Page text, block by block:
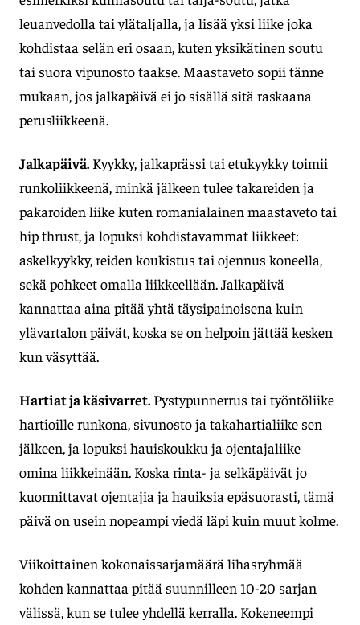
leuanvedolla tai ylätaljalla, ja lisää yksi liike joka
kohdistaa selän eri osaan, kuten yksikätinen soutu
tai suora vipunosto taakse. Maastaveto sopii tänne
mukaan, jos jalkapäivä ei jo sisällä sitä raskaana
perusliikkeenä.
Jalkapäivä. Kyykky, jalkaprässi tai etukyykky toimii
runkoliikkeenä, minkä jälkeen tulee takareiden ja
pakaroiden liike kuten romanialainen maastaveto tai
hip thrust, ja lopuksi kohdistavammat liikkeet:
askelkyykky, reiden koukistus tai ojennus koneella,
sekä pohkeet omalla liikkeellään. Jalkapäivä
kannattaa aina pitää yhtä täysipainoisena kuin
ylävartalon päivät, koska se on helpoin jättää kesken
kun väsyttää.
Hartiat ja käsivarret. Pystypunnerrus tai työntöliike
hartioille runkona, sivunosto ja takahartialiike sen
jälkeen, ja lopuksi hauiskoukku ja ojentajaliike
omina liikkeinään. Koska rinta- ja selkäpäivät jo
kuormittavat ojentajia ja hauiksia epäsuorasti, tämä
päivä on usein nopeampi viedä läpi kuin muut kolme.
Viikoittainen kokonaissarjamäärä lihasryhmää
kohden kannattaa pitää suunnilleen 10-20 sarjan
välissä, kun se tulee yhdellä kerralla. Kokeneempi